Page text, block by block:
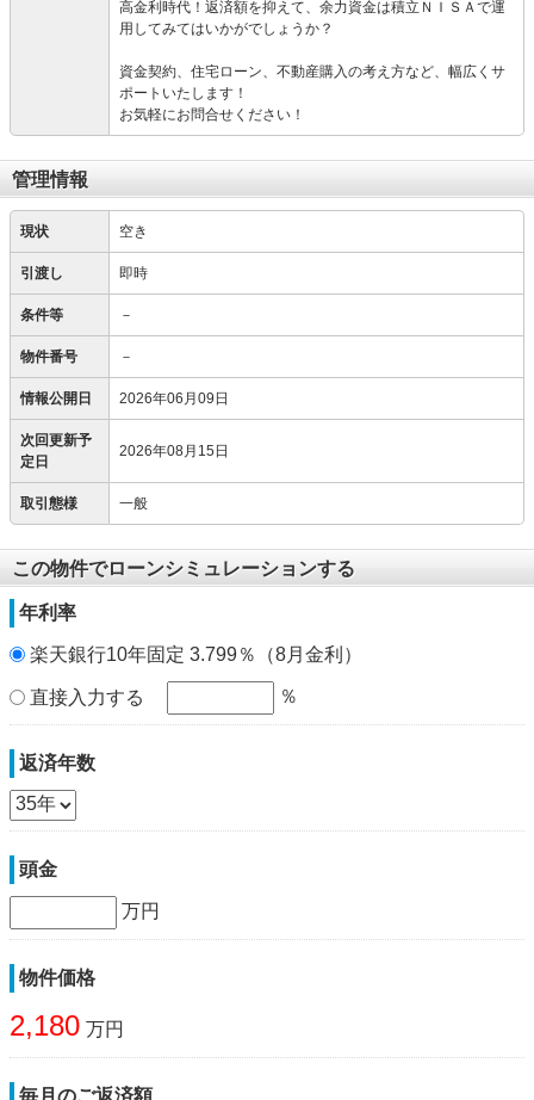
高金利時代！返済額を抑えて、余力資金は積立ＮＩＳＡで運
用してみてはいかがでしょうか？
資金契約、住宅ローン、不動産購入の考え方など、幅広くサ
ポートいたします！
お気軽にお問合せください！
管理情報
現状 空き
引渡し 即時
条件等 －
物件番号 －
情報公開日 2026年06月09日
次回更新予
定日
2026年08月15日
取引態様 一般
この物件でローンシミュレーションする
年利率
楽天銀行10年固定 3.799％（8月金利）
直接入力する ％
返済年数
頭金
万円
物件価格
2,180 万円
毎月のご返済額